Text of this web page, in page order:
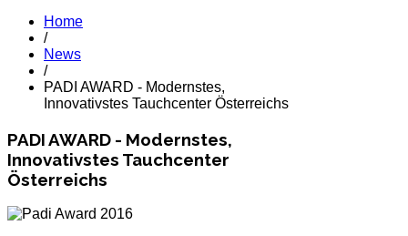
Home
/
News
/
PADI AWARD - Modernstes,
Innovativstes Tauchcenter Österreichs
PADI AWARD - Modernstes,
Innovativstes Tauchcenter
Österreichs